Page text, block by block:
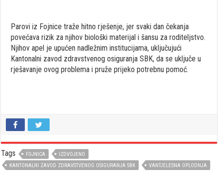
Parovi iz Fojnice traže hitno rješenje, jer svaki dan čekanja
povećava rizik za njihov biološki materijal i šansu za roditeljstvo.
Njihov apel je upućen nadležnim institucijama, uključujući
Kantonalni zavod zdravstvenog osiguranja SBK, da se uključe u
rješavanje ovog problema i pruže prijeko potrebnu pomoć.
Tags FOJNICA
IZDVOJENO
KANTONALNI ZAVOD ZDRAVSTVENOG OSIGURANJA SBK
VANTJELESNA OPLODNJA